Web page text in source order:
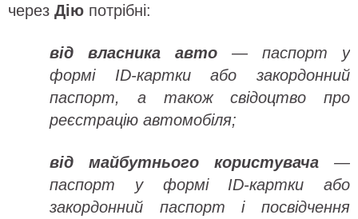
через Дію потрібні:
від власника авто — паспорт у
формі ID-картки або закордонний
паспорт, а також свідоцтво про
реєстрацію автомобіля;
від майбутнього користувача —
паспорт у формі ID-картки або
закордонний паспорт і посвідчення